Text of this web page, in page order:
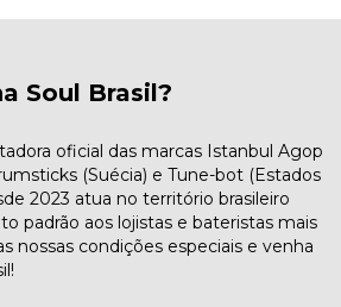
Soul Brasil?
oficial das marcas Istanbul Agop
(Suécia) e Tune-bot (Estados
2023 atua no território brasileiro
padrão aos lojistas e bateristas mais
nossas condições especiais e venha